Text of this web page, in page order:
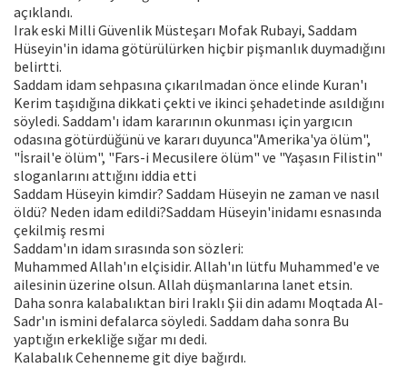
açıklandı.
Irak eski Milli Güvenlik Müsteşarı Mofak Rubayi, Saddam
Hüseyin'in idama götürülürken hiçbir pişmanlık duymadığını
belirtti.
Saddam idam sehpasına çıkarılmadan önce elinde Kuran'ı
Kerim taşıdığına dikkati çekti ve ikinci şehadetinde asıldığını
söyledi. Saddam'ı idam kararının okunması için yargıcın
odasına götürdüğünü ve kararı duyunca"Amerika'ya ölüm",
"İsrail'e ölüm", "Fars-i Mecusilere ölüm" ve "Yaşasın Filistin"
sloganlarını attığını iddia etti
Saddam Hüseyin kimdir? Saddam Hüseyin ne zaman ve nasıl
öldü? Neden idam edildi?Saddam Hüseyin'inidamı esnasında
çekilmiş resmi
Saddam'ın idam sırasında son sözleri:
Muhammed Allah'ın elçisidir. Allah'ın lütfu Muhammed'e ve
ailesinin üzerine olsun. Allah düşmanlarına lanet etsin.
Daha sonra kalabalıktan biri Iraklı Şii din adamı Moqtada Al-
Sadr'ın ismini defalarca söyledi. Saddam daha sonra Bu
yaptığın erkekliğe sığar mı dedi.
Kalabalık Cehenneme git diye bağırdı.